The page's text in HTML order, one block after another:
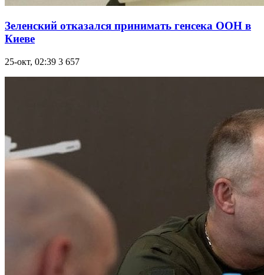
Зеленский отказался принимать генсека ООН в
Киеве
25-окт, 02:39 3 657